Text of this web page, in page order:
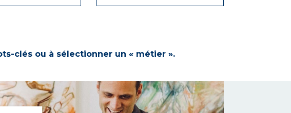
clés ou à sélectionner un « métier ».